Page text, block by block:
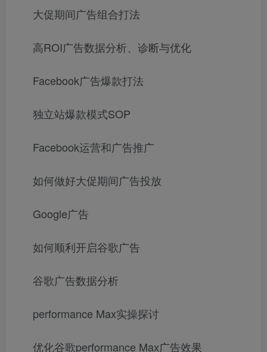
大促期间广告组合打法
高ROI广告数据分析、诊断与优化
Facebook广告爆款打法
独立站爆款模式SOP
Facebook运营和广告推广
如何做好大促期间广告投放
Google广告
如何顺利开启谷歌广告
谷歌广告数据分析
performance Max实操探讨
优化谷歌performance Max广告效果